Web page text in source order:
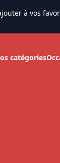
à vos
catégories